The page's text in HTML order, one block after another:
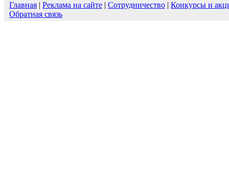
Главная | Реклама на сайте | Сотрудничество | Конкурсы и
Обратная связь